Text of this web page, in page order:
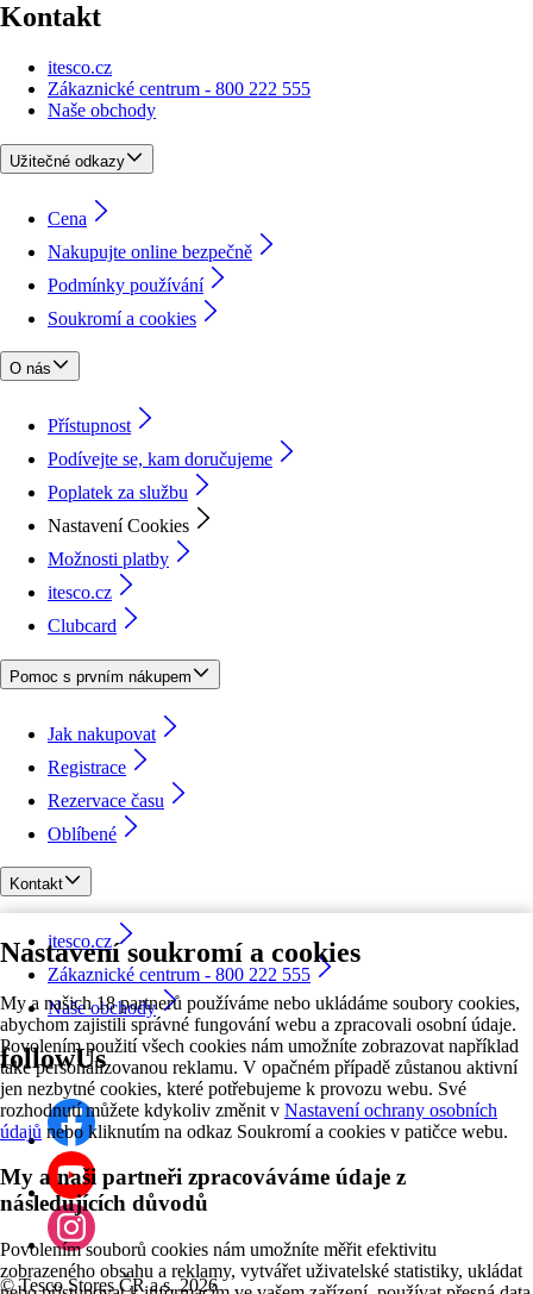
Nastavení soukromí a cookies
My a našich 18 partnerů používáme nebo ukládáme soubory cookies,
abychom zajistili správné fungování webu a zpracovali osobní údaje.
Povolením použití všech cookies nám umožníte zobrazovat například
také personalizovanou reklamu. V opačném případě zůstanou aktivní
jen nezbytné cookies, které potřebujeme k provozu webu. Své
rozhodnutí můžete kdykoliv změnit v Nastavení ochrany osobních
údajů nebo kliknutím na odkaz Soukromí a cookies v patičce webu.
My a naši partneři zpracováváme údaje z
následujících důvodů
Povolením souborů cookies nám umožníte měřit efektivitu
zobrazeného obsahu a reklamy, vytvářet uživatelské statistiky, ukládat
Kontakt
itesco.cz
Zákaznické centrum - 800 222 555
Naše obchody
Užitečné odkazy
Cena
Nakupujte online bezpečně
Podmínky používání
Soukromí a cookies
O nás
Přístupnost
Podívejte se, kam doručujeme
Poplatek za službu
Nastavení Cookies
Možnosti platby
itesco.cz
Clubcard
Pomoc s prvním nákupem
Jak nakupovat
Registrace
Rezervace času
Oblíbené
Kontakt
itesco.cz
Zákaznické centrum - 800 222 555
Naše obchody
followUs
©Tesco Stores ČR a.s. 2026